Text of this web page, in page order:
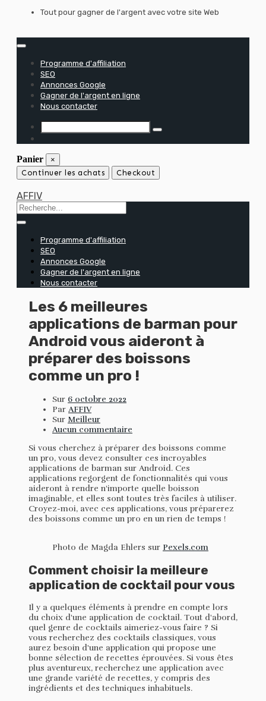
Skip
Tout pour gagner de l'argent avec votre site Web
Programme d'affiliation
SEO
Annonces Google
Gagner de l'argent en ligne
Nous contacter
Panier ×
Continuer les achats Checkout
AFFIV
Programme d'affiliation
SEO
Annonces Google
Gagner de l'argent en ligne
Nous contacter
Les 6 meilleures
applications de barman pour
Android vous aideront à
préparer des boissons
comme un pro !
Sur 6 octobre 2022
Par AFFIV
Sur Meilleur
Aucun commentaire
Si vous cherchez à préparer des boissons comme
un pro, vous devez consulter ces incroyables
applications de barman sur Android. Ces
applications regorgent de fonctionnalités qui vous
aideront à rendre n'importe quelle boisson
imaginable, et elles sont toutes très faciles à utiliser.
Croyez-moi, avec ces applications, vous préparerez
des boissons comme un pro en un rien de temps !
Photo de Magda Ehlers sur Pexels.com
Comment choisir la meilleure
application de cocktail pour vous
Il y a quelques éléments à prendre en compte lors
du choix d'une application de cocktail. Tout d'abord,
quel genre de cocktails aimeriez-vous faire ? Si
vous recherchez des cocktails classiques, vous
aurez besoin d'une application qui propose une
bonne sélection de recettes éprouvées. Si vous êtes
plus aventureux, recherchez une application avec
une grande variété de recettes, y compris des
ingrédients et des techniques inhabituels.